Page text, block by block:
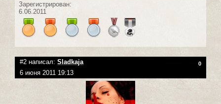
Зарегистрирован:
6.06.2011
#2 написал: Sladkaja 0
6 июня 2011 19:13